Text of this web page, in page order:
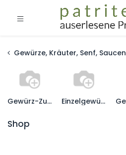
Gewürze, Kräuter, Senf, Saucen
Gewürz-Zubehör Einzelgewürze
Shop